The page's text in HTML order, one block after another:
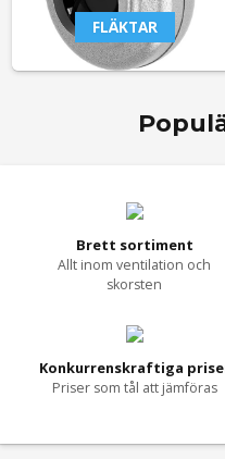
FLÄKTAR
Brett sortiment
Allt inom ventilation och
skorsten
Konkurrenskraftiga
Priser som tål att jämföras